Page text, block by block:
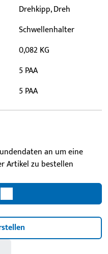
Drehkipp, Dreh
Schwellenhalter
0,082 KG
5 PAA
5 PAA
an um eine
Artikel zu bestellen